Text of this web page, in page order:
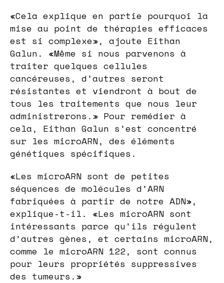
«Cela explique en partie pourquoi la
mise au point de thérapies efficaces
est si complexe», ajoute Eithan
Galun. «Même si nous parvenons à
traiter quelques cellules
cancéreuses, d’autres seront
résistantes et viendront à bout de
tous les traitements que nous leur
administrerons.» Pour remédier à
cela, Eithan Galun s’est concentré
sur les microARN, des éléments
génétiques spécifiques.
«Les microARN sont de petites
séquences de molécules d’ARN
fabriquées à partir de notre ADN»,
explique-t-il. «Les microARN sont
intéressants parce qu’ils régulent
d’autres gènes, et certains microARN,
comme le microARN 122, sont connus
pour leurs propriétés suppressives
des tumeurs.»